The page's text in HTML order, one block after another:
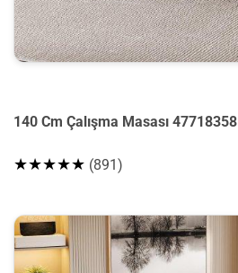
140 Cm Çalışma Masası 47718358
★★★★★ (891)